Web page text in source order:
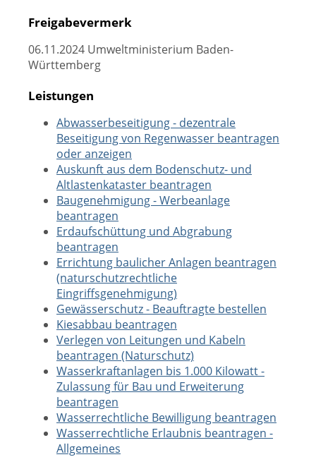
Freigabevermerk
06.11.2024 Umweltministerium Baden-
Württemberg
Leistungen
Abwasserbeseitigung - dezentrale
Beseitigung von Regenwasser beantragen
oder anzeigen
Auskunft aus dem Bodenschutz- und
Altlastenkataster beantragen
Baugenehmigung - Werbeanlage
beantragen
Erdaufschüttung und Abgrabung
beantragen
Errichtung baulicher Anlagen beantragen
(naturschutzrechtliche
Eingriffsgenehmigung)
Gewässerschutz - Beauftragte bestellen
Kiesabbau beantragen
Verlegen von Leitungen und Kabeln
beantragen (Naturschutz)
Wasserkraftanlagen bis 1.000 Kilowatt -
Zulassung für Bau und Erweiterung
beantragen
Wasserrechtliche Bewilligung beantragen
Wasserrechtliche Erlaubnis beantragen -
Allgemeines